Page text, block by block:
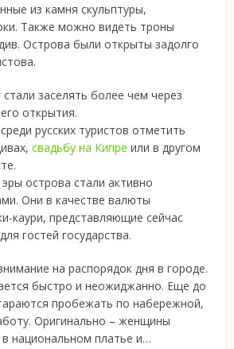
из камня скульптуры,
Также можно видеть троны
Острова были открыты задолго
заселять более чем через
открытия.
русских туристов отметить
свадьбу на Кипре или в другом
острова стали активно
Они в качестве валюты
каури, представляющие сейчас
гостей государства.
на распорядок дня в городе.
быстро и неожиджанно. Еще до
пробежать по набережной,
Оригинально – женщины
национальном платье и…